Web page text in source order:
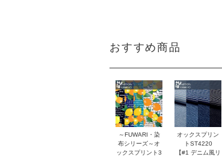
おすすめ商品
～FUWARI・染
布シリーズ～オ
ックスプリント3
オックスプリン
トST4220
【#1 デニム風リ